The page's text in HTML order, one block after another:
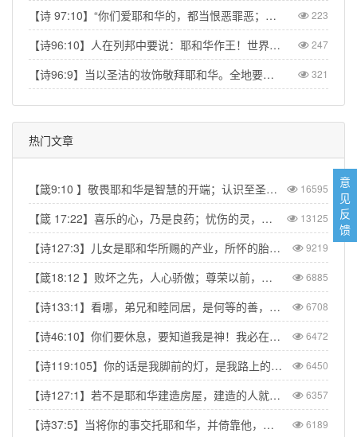
【诗 97:10】“你们爱耶和华的，都当恨恶罪恶；他保护圣民的性命，搭救他们脱离恶人的手。” 【Psa 97:10】Let those who love the LORD hate evil, for he guards the lives of his faithful ones and delivers them from the hand of the wicked. 223
【诗96:10】人在列邦中要说：耶和华作王！世界就坚定，不得动摇；他要按公正审判众民。【Psa 96:10】Say among the nations, “The Lord reigns.” The world is firmly established, it cannot be moved; he will judge the peoples with equity. 247
【诗96:9】当以圣洁的妆饰敬拜耶和华。全地要在他面前战抖。【Psa 96:9】Worship the Lord in the splendor of his holiness; tremble before him, all the earth. 321
热门文章
【箴9:10 】敬畏耶和华是智慧的开端；认识至圣者便是聪明。 16595
【箴 17:22】喜乐的心，乃是良药；忧伤的灵，使骨枯干。 13125
【诗127:3】儿女是耶和华所赐的产业，所怀的胎是他所给的赏赐。 9219
【箴18:12 】败坏之先，人心骄傲；尊荣以前，必有谦卑。 6885
【诗133:1】看哪，弟兄和睦同居，是何等的善，何等的美！ 6708
【诗46:10】你们要休息，要知道我是神！我必在外邦中被尊崇，在遍地上也被尊崇。 6472
【诗119:105】你的话是我脚前的灯，是我路上的光。 6450
【诗127:1】若不是耶和华建造房屋，建造的人就枉然劳力；若不是耶和华看守城池，看守的人就枉然儆醒。 6357
【诗37:5】当将你的事交托耶和华，并倚靠他，他就必成全。 6189
意
见
反
馈